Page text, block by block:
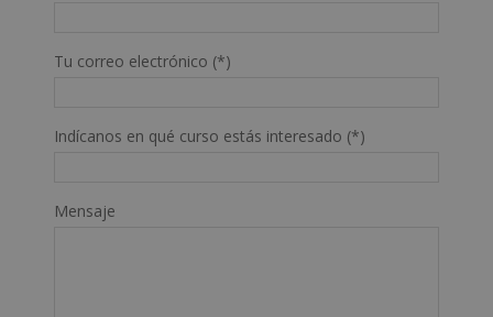
Tu correo electrónico (*)
Indícanos en qué curso estás interesado (*)
Mensaje